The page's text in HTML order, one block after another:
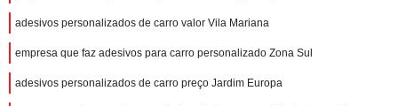
adesivos personalizados de carro valor Vila Mariana
empresa que faz adesivos para carro personalizado Zona Sul
adesivos personalizados de carro preço Jardim Europa